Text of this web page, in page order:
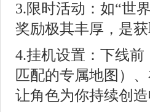
3.限时活动：如“世
奖励极其丰厚，是
4.挂机设置：下线
匹配的专属地图）
让角色为你持续创造